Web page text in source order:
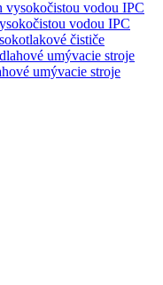
vodou IPC
čističe
umývacie stroje